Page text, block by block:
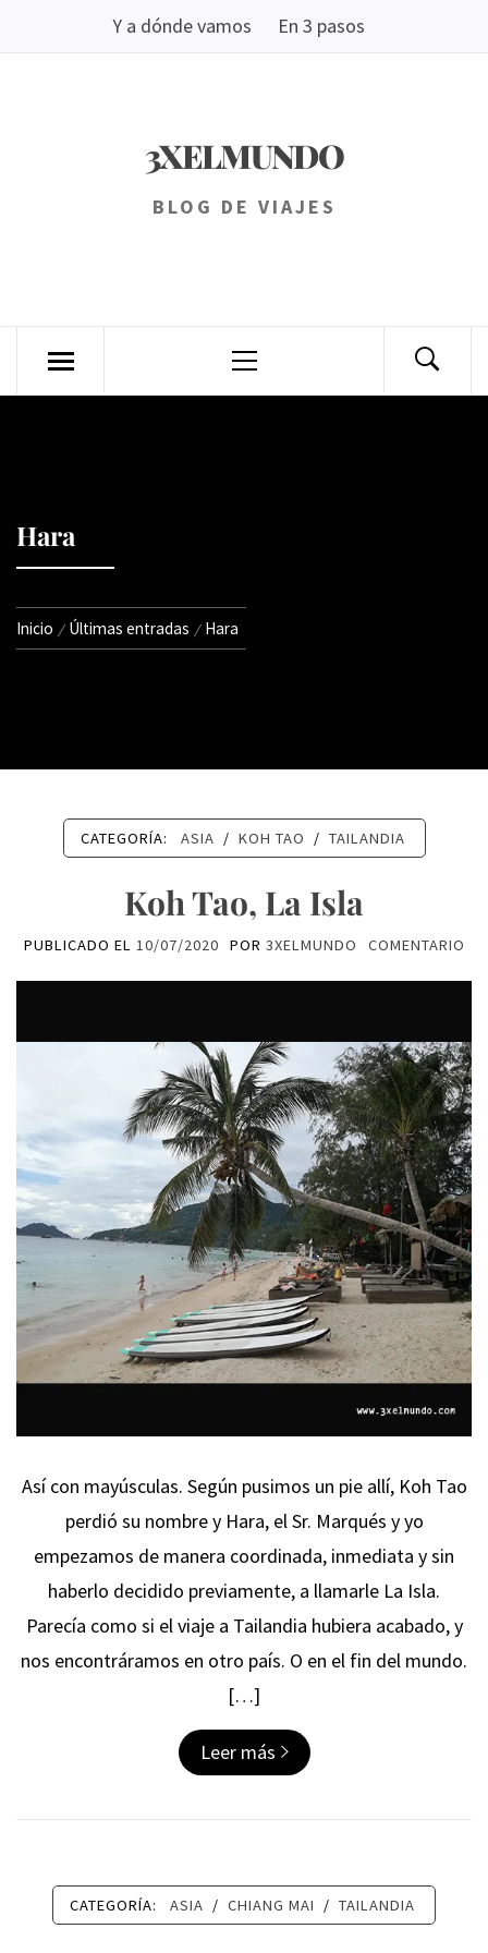
Y a dónde vamos En 3 pasos
3XELMUNDO
BLOG DE VIAJES
principal
Hara
Inicio Últimas entradas Hara
CATEGORÍA: ASIA / KOH TAO / TAILANDIA
Koh Tao, La Isla
PUBLICADO EL 10/07/2020 POR 3XELMUNDO COMENTARIO
Así con mayúsculas. Según pusimos un pie allí, Koh Tao
perdió su nombre y Hara, el Sr. Marqués y yo
empezamos de manera coordinada, inmediata y sin
haberlo decidido previamente, a llamarle La Isla.
Parecía como si el viaje a Tailandia hubiera acabado, y
nos encontráramos en otro país. O en el fin del mundo.
[…]
Leer más
CATEGORÍA: ASIA / CHIANG MAI / TAILANDIA